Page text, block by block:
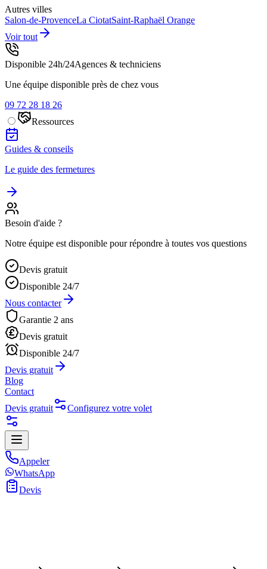
Autres villes
Salon-de-ProvenceLa CiotatSaint-Raphaël Orange
Voir tout
Disponible 24h/24Agences & techniciens
Une équipe disponible près de chez vous
09 72 28 18 26
Ressources
Guides & conseils
Le guide des fermetures
Besoin d'aide ?
Notre équipe est disponible pour répondre à toutes vos questions
Devis gratuit
Disponible 24/7
Nous contacter
Garantie 2 ans
Devis gratuit
Disponible 24/7
Devis gratuit
Blog
Contact
Devis gratuit
Configurez votre volet
Appeler
WhatsApp
Devis